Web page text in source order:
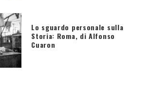
Lo sguardo personale sulla
Storia: Roma, di Alfonso
Cuaron